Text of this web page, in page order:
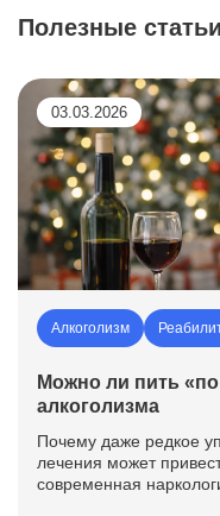
Полезные
03.03.2026
Алкоголизм
Можно ли пить
алкоголизма
Почему даже редкое
лечения может
современная